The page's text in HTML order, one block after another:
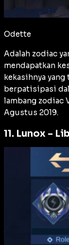
Odette
Adalah zodiac
mendapatkan
kekasihnya
berpatisipasi
lambang zodiac
Agustus 2019.
11. Lunox –